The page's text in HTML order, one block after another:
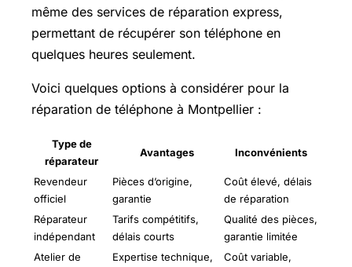
même des services de réparation express,
permettant de récupérer son téléphone en
quelques heures seulement.
Voici quelques options à considérer pour la
réparation de téléphone à Montpellier :
Type de
réparateur
Avantages Inconvénients
Revendeur
officiel
Pièces d’origine,
garantie
Coût élevé, délais
de réparation
Réparateur
indépendant
Tarifs compétitifs,
délais courts
Qualité des pièces,
garantie limitée
Atelier de
Expertise technique,
Coût variable,